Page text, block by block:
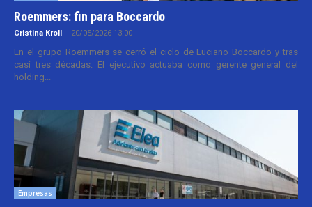
Roemmers: fin para Boccardo
Cristina Kroll - 20/05/2026 13:00
En el grupo Roemmers se cerró el ciclo de Luciano Boccardo y tras
casi tres décadas. El ejecutivo actuaba como gerente general del
holding...
Empresas